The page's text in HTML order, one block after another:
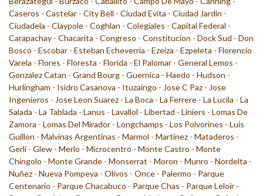
Caseros - Castelar - City Bell - Ciudad Evita - Ciudad Jardin -
Ciudadela - Claypole - Coghlan - Colegiales - Capital Federal -
Carapachay - Chacarita - Congreso - Constitucion - Dock Sud - Don
Bosco - Escobar - Esteban Echeverria - Ezeiza - Ezpeleta - Florencio
Varela - Flores - Floresta - Florida - El Palomar - General Lemos -
Gonzalez Catan - Grand Bourg - Guernica - Haedo - Hudson -
Hurlingham - Isidro Casanova - Ituzaingo - Jose C Paz - Jose
Ingenieros - Jose Leon Suarez - La Boca - La Ferrere - La Lucila - La
Salada - La Tablada - Lanus - Lavallol - Libertad - Liniers - Lomas De
Zamora - Lomas Del Mirador - Longchamps - Los Polvorines - Luis
Guillon - Malvinas Argentinas - Marmol - Martinez - Mataderos -
Gerli - Glew - Merlo - Microcentro - Monte Castro - Monte
Chingolo - Monte Grande - Monserrat - Moron - Munro - Nordelta -
Nuñez - Nueva Pompeya - Olivos - Once - Palermo - Parque
Centenario - Parque Chacabuco - Parque Chas - Parque Leloir -